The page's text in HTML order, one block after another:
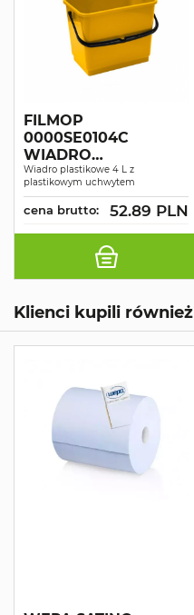
FILMOP
0000SE0104C
WIADRO
PLASTIKOWE 4L Z
RĄCZKĄ ŻÓŁTE
Wiadro plastikowe 4 L z
plastikowym uchwytem
cena brutto: 52.89 PLN
Klienci kupili również